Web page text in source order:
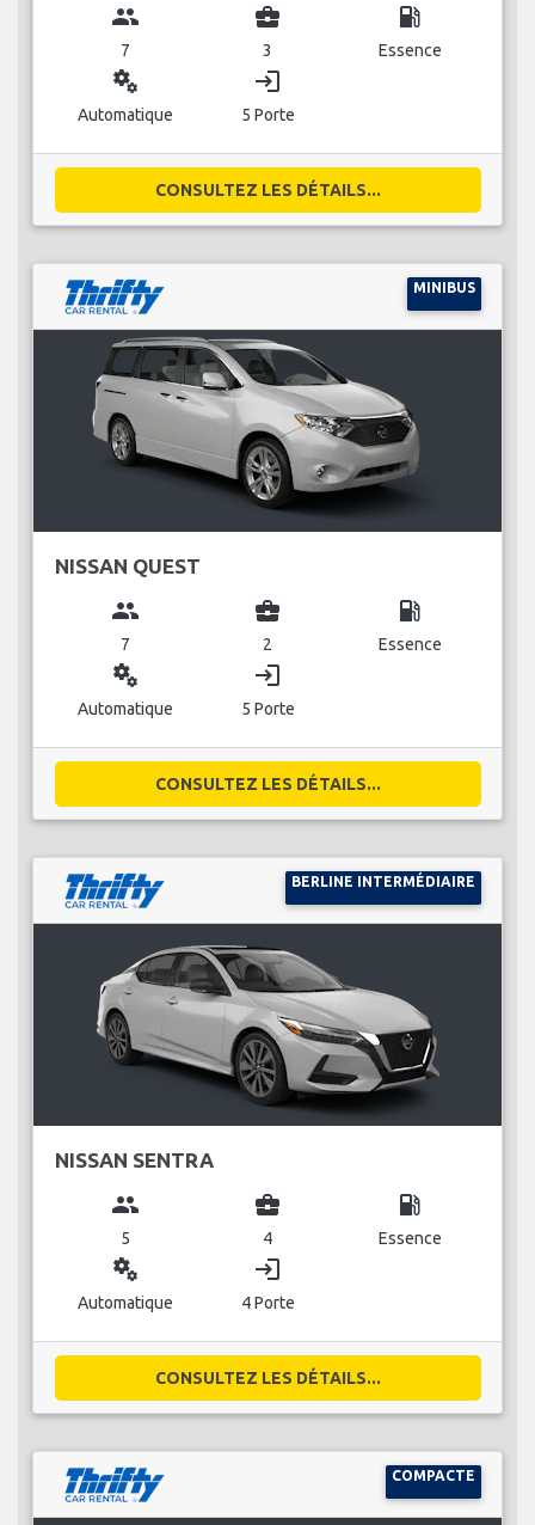
group
7
business_center
3
local_gas_station
Essence
miscellaneous_services
Automatique
login
5 Porte
CONSULTEZ LES DÉTAILS...
MINIBUS
NISSAN QUEST
group
7
business_center
2
local_gas_station
Essence
miscellaneous_services
Automatique
login
5 Porte
CONSULTEZ LES DÉTAILS...
BERLINE INTERMÉDIAIRE
NISSAN SENTRA
group
5
business_center
4
local_gas_station
Essence
miscellaneous_services
Automatique
login
4 Porte
CONSULTEZ LES DÉTAILS...
COMPACTE